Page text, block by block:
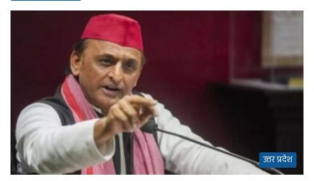
उत्तर प्रदेश